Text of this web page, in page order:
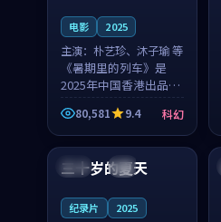
电影 2025
主演： 朴艺珍、沐子瑜 等
《暑期里的列车》是
2025年中国香港出品的
科幻新作，主创团队希
望用城市夜归人的故事
让观众停下来想一想。
朴艺珍领衔，沐子瑜担
任重要角色，郑书延的
80,581 9.4 科幻
法国 4K
三十岁的夏天
纪录片 2025